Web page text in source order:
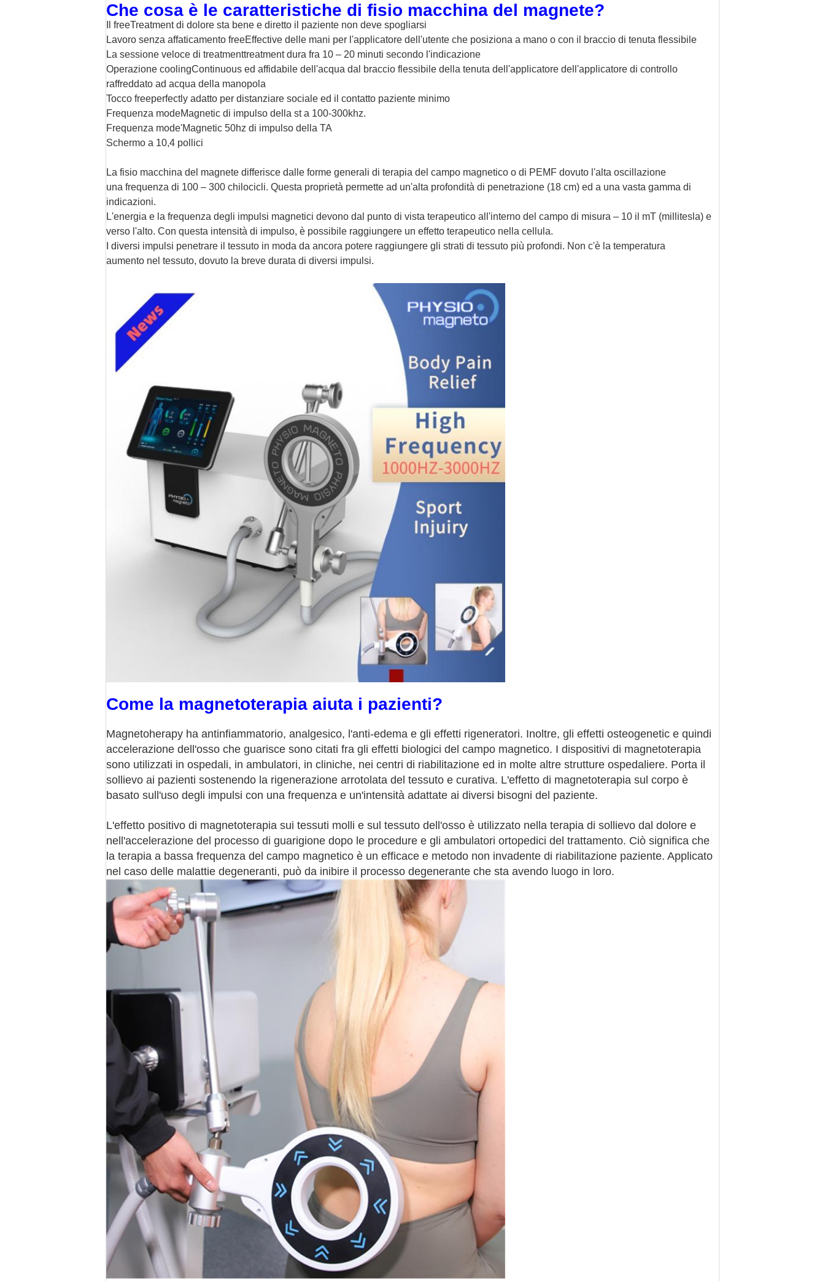
Che cosa è le caratteristiche di fisio macchina del magnete?
Il freeTreatment di dolore sta bene e diretto il paziente non deve spogliarsi
Lavoro senza affaticamento freeEffective delle mani per l'applicatore dell'utente che posiziona a mano o con il braccio di tenuta flessibile
La sessione veloce di treatmenttreatment dura fra 10 – 20 minuti secondo l'indicazione
Operazione coolingContinuous ed affidabile dell'acqua dal braccio flessibile della tenuta dell'applicatore dell'applicatore di controllo
raffreddato ad acqua della manopola
Tocco freeperfectly adatto per distanziare sociale ed il contatto paziente minimo
Frequenza modeMagnetic di impulso della st a 100-300khz.
Frequenza mode'Magnetic 50hz di impulso della TA
Schermo a 10,4 pollici
La fisio macchina del magnete differisce dalle forme generali di terapia del campo magnetico o di PEMF dovuto l'alta oscillazione
una frequenza di 100 – 300 chilocicli. Questa proprietà permette ad un'alta profondità di penetrazione (18 cm) ed a una vasta gamma di
indicazioni.
L'energia e la frequenza degli impulsi magnetici devono dal punto di vista terapeutico all'interno del campo di misura – 10 il mT (millitesla) e
verso l'alto. Con questa intensità di impulso, è possibile raggiungere un effetto terapeutico nella cellula.
I diversi impulsi penetrare il tessuto in moda da ancora potere raggiungere gli strati di tessuto più profondi. Non c'è la temperatura
aumento nel tessuto, dovuto la breve durata di diversi impulsi.
Come la magnetoterapia aiuta i pazienti?
Magnetoherapy ha antinfiammatorio, analgesico, l'anti-edema e gli effetti rigeneratori. Inoltre, gli effetti osteogenetic e quindi
accelerazione dell'osso che guarisce sono citati fra gli effetti biologici del campo magnetico. I dispositivi di magnetoterapia
sono utilizzati in ospedali, in ambulatori, in cliniche, nei centri di riabilitazione ed in molte altre strutture ospedaliere. Porta il
sollievo ai pazienti sostenendo la rigenerazione arrotolata del tessuto e curativa. L'effetto di magnetoterapia sul corpo è
basato sull'uso degli impulsi con una frequenza e un'intensità adattate ai diversi bisogni del paziente.
L'effetto positivo di magnetoterapia sui tessuti molli e sul tessuto dell'osso è utilizzato nella terapia di sollievo dal dolore e
nell'accelerazione del processo di guarigione dopo le procedure e gli ambulatori ortopedici del trattamento. Ciò significa che
la terapia a bassa frequenza del campo magnetico è un efficace e metodo non invadente di riabilitazione paziente. Applicato
nel caso delle malattie degeneranti, può da inibire il processo degenerante che sta avendo luogo in loro.